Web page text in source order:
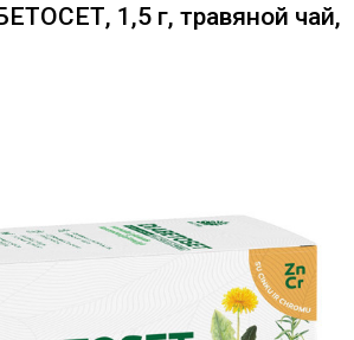
1,5 г, травяной чай,